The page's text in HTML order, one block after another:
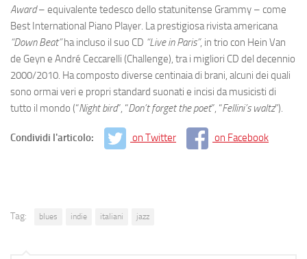
Award– equivalente tedesco dello statunitense Grammy – come
Best International Piano Player. La prestigiosa rivista americana
“Down Beat”ha incluso il suo CD “Live in Paris”, in trio con Hein Van
de Geyn e André Ceccarelli (Challenge), tra i migliori CD del decennio
2000/2010. Ha composto diverse centinaia di brani, alcuni dei quali
sono ormai veri e propri standard suonati e incisi da musicisti di
tutto il mondo (“Night bird”, “Don’t forget the poet”, “Fellini’s waltz”).
Condividi l'articolo: on Twitter on Facebook
Tag: blues indie italiani jazz